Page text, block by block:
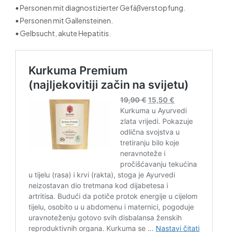
• Personen mit diagnostizierter Gefäßverstopfung.
• Personen mit Gallensteinen.
• Gelbsucht, akute Hepatitis.